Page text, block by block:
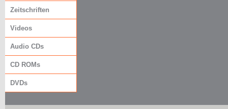
Zeitschriften
Videos
Audio CDs
CD ROMs
DVDs